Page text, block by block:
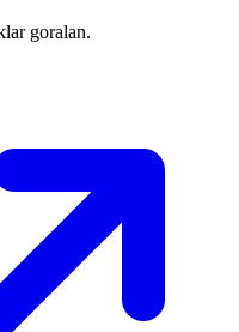
goralan.